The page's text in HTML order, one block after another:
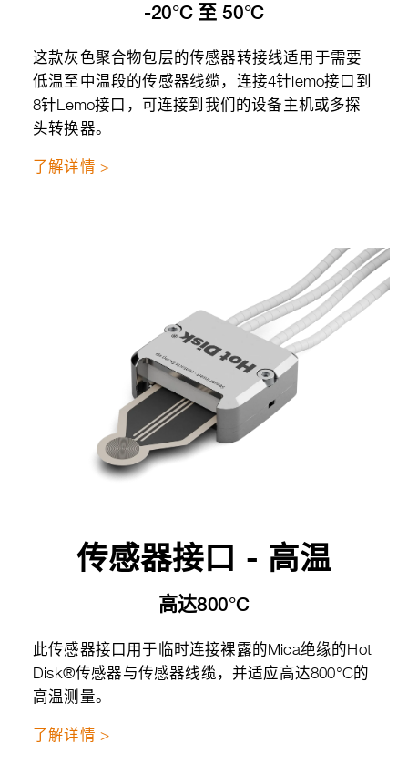
-20°C 至 50°C
这款灰色聚合物包层的传感器转接线适用于需要
低温至中温段的传感器线缆，连接4针lemo接口到
8针Lemo接口，可连接到我们的设备主机或多探
头转换器。
了解详情 >
传感器接口 - 高温
高达800°C
此传感器接口用于临时连接裸露的Mica绝缘的Hot
Disk®传感器与传感器线缆，并适应高达800°C的
高温测量。
了解详情 >